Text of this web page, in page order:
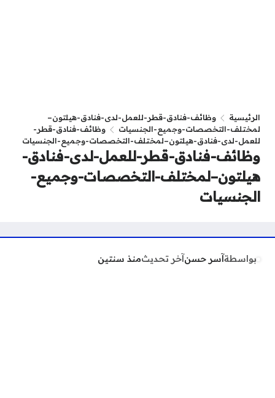
الرئيسية
وظائف-فنادق-قطر-للعمل-لدى-فنادق-هيلتون–
لمختلف-التخصصات-وجميع-الجنسيات
وظائف-فنادق-قطر-
للعمل-لدى-فنادق-هيلتون–لمختلف-التخصصات-وجميع-الجنسيات
وظائف-فنادق-قطر-للعمل-لدى-فنادق-
هيلتون–لمختلف-التخصصات-وجميع-
الجنسيات
بواسطةآسر حسنآخر تحديثمنذ سنتين